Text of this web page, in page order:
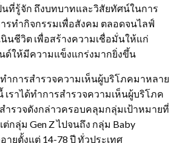
นที่รู้จัก ถึงบทบาทและวิสัยทัศน์ในการ
รทำกิจกรรมเพื่อสังคม ตลอดจนไลฟ์
นชีวิต เพื่อสร้างความเชื่อมั่นให้แก่
ด์ให้มีความแข็งแกร่งมากยิ่งขึ้น
ทำการสำรวจความเห็นผู้บริโภคมาหลาย
ราได้ทำการสำรวจความเห็นผู้บริโภค
ำรวจดังกล่าวครอบคลุมกลุ่มเป้าหมายที่
กลุ่ม Gen Z ไปจนถึง กลุ่ม Baby
ายุตั้งแต่ 14-78 ปี ทั่วประเทศ